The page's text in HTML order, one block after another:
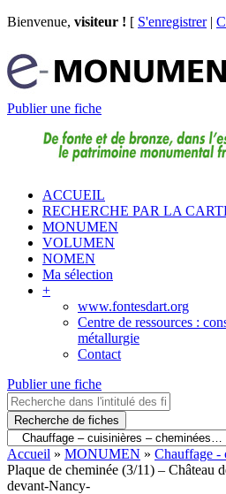
Bienvenue, visiteur ! [ S'enregistrer|
Publier une fiche
ACCUEIL
RECHERCHE PAR LA
MONUMEN
VOLUMEN
NOMEN
Ma sélection
+
www.fontesdart.org
Centre de ressources :
métallurgie
Contact
Publier une fiche
Recherche de fiches
Accueil » MONUMEN » Chauffage -
Plaque de cheminée (3/11) – Château
devant-Nancy-